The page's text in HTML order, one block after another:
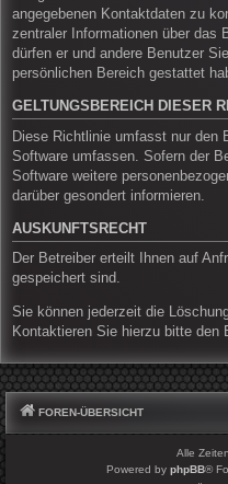
angegebenen Kontaktdaten zu
zentraler Informationen über das
dürfen er und andere Benutzer
persönlichen Bereich gestattet
GELTUNGSBEREICH DIESER
Diese Richtlinie umfasst nur den
Software umfassen. Sofern der
Software weitere
darüber gesondert informieren.
AUSKUNFTSRECHT
Der Betreiber erteilt Ihnen auf
gespeichert sind.
Sie können jederzeit die
Kontaktieren Sie hierzu bitte den
FOREN-ÜBERSICHT
Alle
Powered by phpBB®